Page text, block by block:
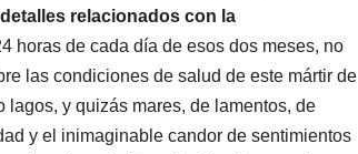
relacionados con la
horas de cada día de esos dos meses, no
las condiciones de salud de este mártir de
lagos, y quizás mares, de lamentos, de
y el inimaginable candor de sentimientos